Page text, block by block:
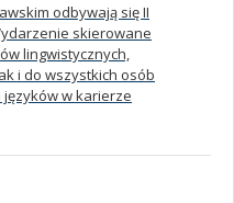
odbywają się II
skierowane
lingwistycznych,
i do wszystkich osób
w karierze